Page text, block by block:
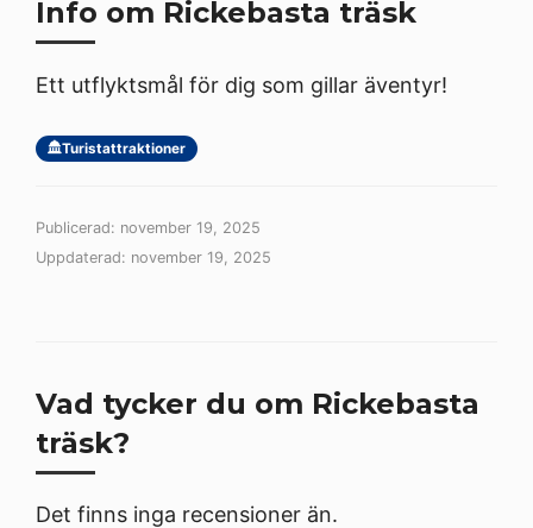
Info om Rickebasta träsk
Ett utflyktsmål för dig som gillar äventyr!
Turistattraktioner
Publicerad: november 19, 2025
Uppdaterad: november 19, 2025
Vad tycker du om Rickebasta
träsk?
Det finns inga recensioner än.